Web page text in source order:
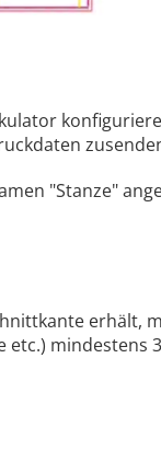
"Stanze"
erhält,
mindestens